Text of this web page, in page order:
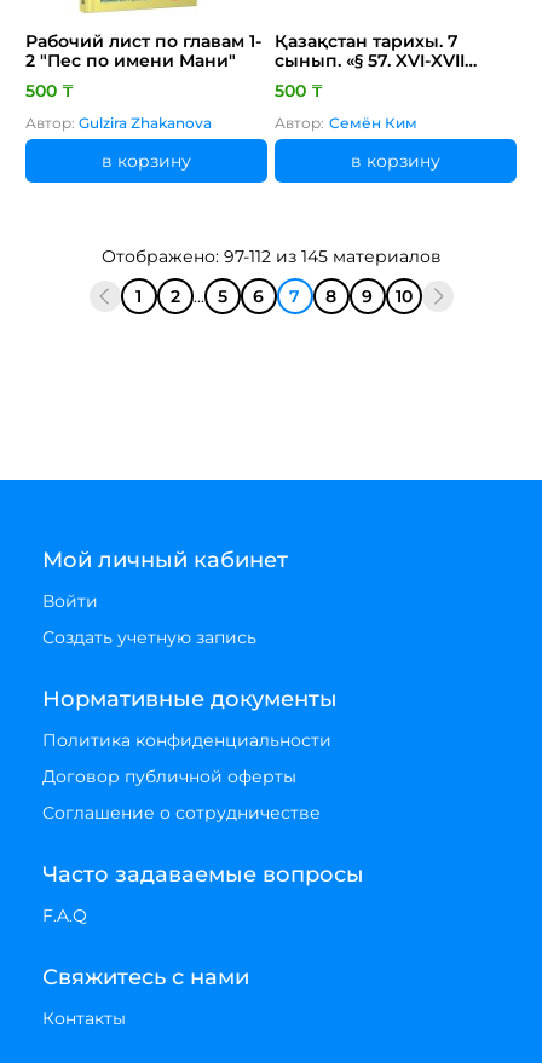
Рабочий лист по главам 1-
2 "Пес по имени Мани"
500 ₸
Автор: Gulzira Zhakanova
в корзину
Қазақстан тарихы. 7
сынып. «§ 57. XVI-XVII
ғасырлардағы тарихи
әдебиет» презентациясы
500 ₸
Автор: Семён Ким
в корзину
Отображено: 97-112 из 145 материалов
1
2 ... 5 6 7 8 9 10
Мой личный кабинет
Войти
Создать учетную запись
Нормативные документы
Политика конфиденциальности
Договор публичной оферты
Соглашение о сотрудничестве
Часто задаваемые вопросы
F.A.Q
Свяжитесь с нами
Контакты